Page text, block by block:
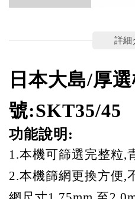
詳細
日本大島/厚
號:SKT35/45
功能說明:
1.本機可篩選完整粒,
2.本機篩網更換方便,